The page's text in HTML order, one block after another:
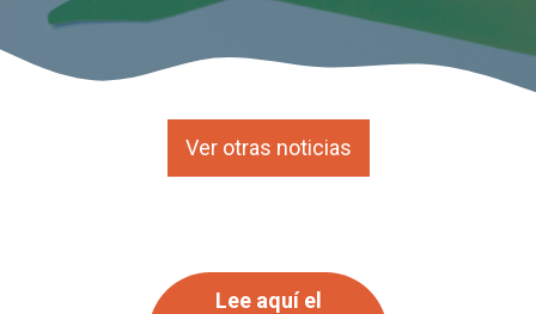
Ver otras noticias
Lee aquí el